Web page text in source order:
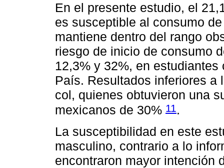
En el presente estudio, el
es susceptible al consumo
mantiene dentro del rango
riesgo de inicio de consumo
12,3% y 32%, en
País. Resultados inferiores a
col, quienes obtuvieron una
mexicanos de 30% 11.
La susceptibilidad en este
masculino, contrario a lo
encontraron mayor intención